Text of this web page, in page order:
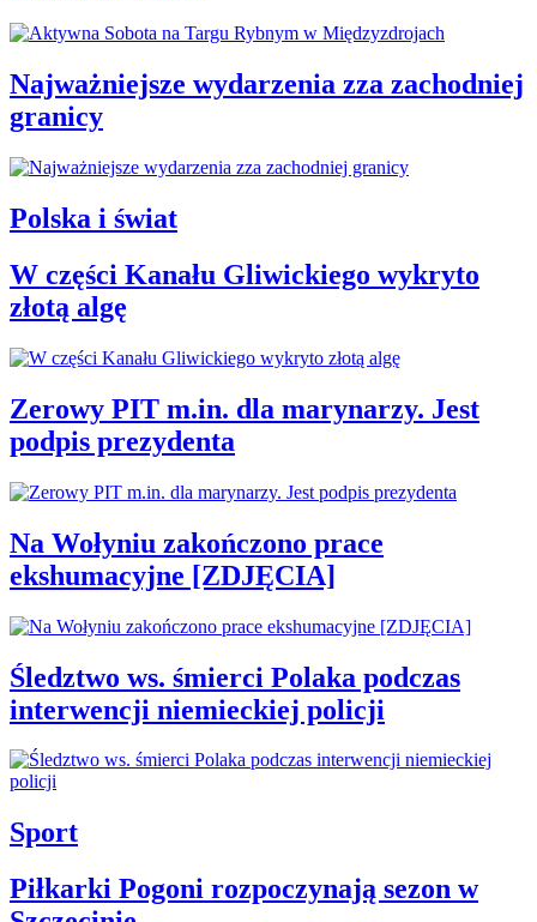
Najważniejsze wydarzenia zza zachodniej
granicy
Polska i świat
W części Kanału Gliwickiego wykryto
złotą algę
Zerowy PIT m.in. dla marynarzy. Jest
podpis prezydenta
Na Wołyniu zakończono prace
ekshumacyjne [ZDJĘCIA]
Śledztwo ws. śmierci Polaka podczas
interwencji niemieckiej policji
Sport
Piłkarki Pogoni rozpoczynają sezon w